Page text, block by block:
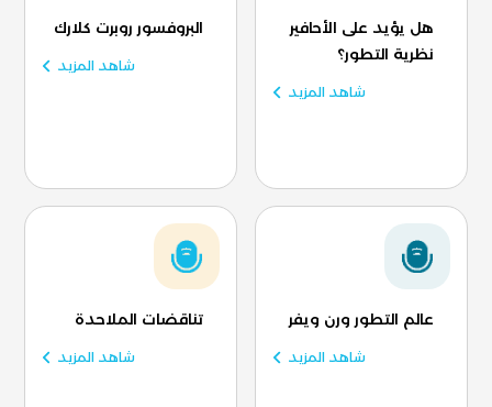
هل يؤيد على الأحافير
نظرية التطور؟
شاهد المزيد
البروفسور روبرت كلارك
شاهد المزيد
عالم التطور ورن ويفر
شاهد المزيد
تناقضات الملاحدة
شاهد المزيد